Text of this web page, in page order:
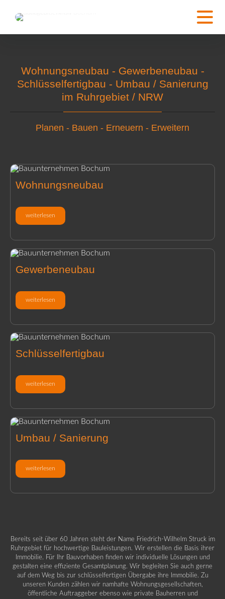
Wohnungsneubau - Gewerbeneubau -
Schlüsselfertigbau - Umbau / Sanierung
im Ruhrgebiet / NRW
Planen - Bauen - Erneuern - Erweitern
Wohnungsneubau
weiterlesen
Gewerbeneubau
weiterlesen
Schlüsselfertigbau
weiterlesen
Umbau / Sanierung
weiterlesen
Bereits seit über 60 Jahren steht der Name Friedrich-Wilhelm Struck im
Ruhrgebiet für hochwertige Bauleistungen. Wir erstellen die Basis ihrer
Immobilie. Für Ihr Bauvorhaben finden wir individuelle Lösungen und
gestalten eine effiziente Gesamtplanung. Wir begleiten Sie auch gerne
auf dem Weg bis zur schlüsselfertigen Übergabe ihre Immobilie. Zu
unseren Kunden zählen wir namhafte Wohnungsgesellschaften,
öffentliche Auftraggeber ebenso wie private Bauherren und